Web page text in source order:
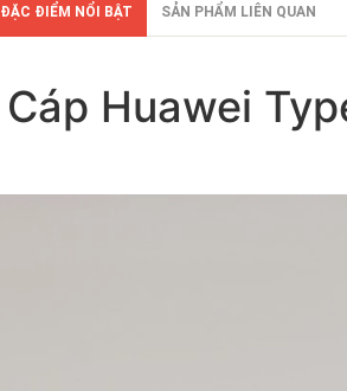
ĐẶC ĐIỂM NỔI BẬT SẢN PHẨM LIÊN QUAN
Cáp Huawei